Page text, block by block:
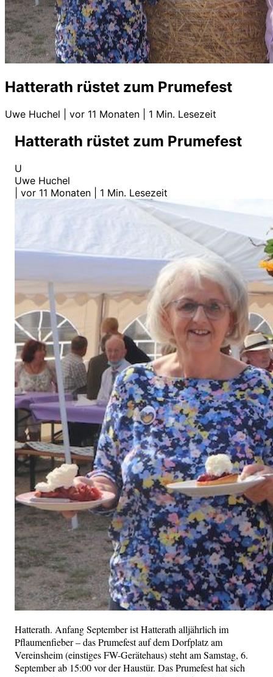
Hatterath rüstet zum Prumefest
Uwe Huchel vor 11 Monaten 1 Min. Lesezeit
Hatterath rüstet zum Prumefest
U
Uwe Huchel
vor 11 Monaten 1 Min. Lesezeit
Hatterath. Anfang September ist Hatterath alljährlich im
Pflaumenfieber – das Prumefest auf dem Dorfplatz am
Vereinsheim (einstiges FW-Gerätehaus) steht am Samstag, 6.
September ab 15:00 vor der Haustür. Das Prumefest hat sich